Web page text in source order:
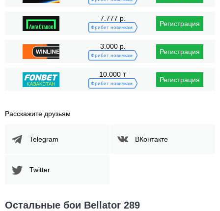
7.777 р.
Фрибет новичкам Регистрация
3.000 р.
Фрибет новичкам Регистрация
10.000 ₸
Фрибет новичкам Регистрация
Расскажите друзьям
Telegram ВКонтакте
Twitter
Остальные бои Bellator 289